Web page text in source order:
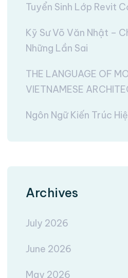
Tuyển Sinh Lớp Revit
Kỹ Sư Võ Văn Nhật –
Những Lần Sai
THE LANGUAGE OF
VIETNAMESE
Ngôn Ngữ Kiến Trúc
Archives
July 2026
June 2026
May 2026